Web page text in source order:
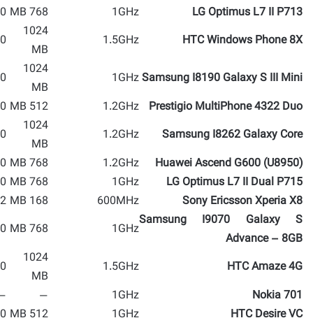
LG Optimus L7 II P713
1GHz
768 MB
HTC Windows Phone 8X
1.5GHz
1024
MB
Samsung I8190 Galaxy S III Mini
1GHz
1024
MB
Prestigio MultiPhone 4322 Duo
1.2GHz
512 MB
Samsung I8262 Galaxy Core
1.2GHz
1024
MB
(Huawei Ascend G600 (U8950
1.2GHz
768 MB
LG Optimus L7 II Dual P715
1GHz
768 MB
Sony Ericsson Xperia X8
600MHz
168 MB
Samsung I9070 Galaxy S
Advance – 8GB
1GHz
768 MB
HTC Amaze 4G
1.5GHz
1024
MB
Nokia 701
1GHz
—
HTC Desire VC
1GHz
512 MB